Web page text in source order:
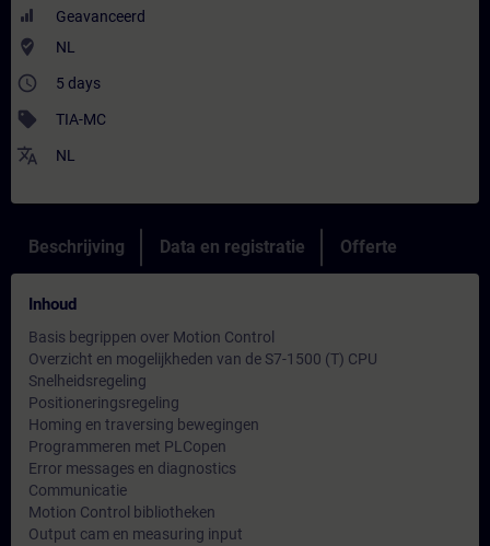
Geavanceerd
where_to_vote NL
access_time 5 days
sell TIA-MC
translate NL
Beschrijving Data en registratie Offerte
Inhoud
Basis begrippen over Motion Control
Overzicht en mogelijkheden van de S7-1500 (T) CPU
Snelheidsregeling
Positioneringsregeling
Homing en traversing bewegingen
Programmeren met PLCopen
Error messages en diagnostics
Communicatie
Motion Control bibliotheken
Output cam en measuring input